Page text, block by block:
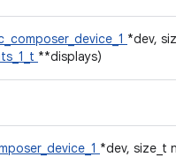
*dev,
**displays)
*dev, size_t